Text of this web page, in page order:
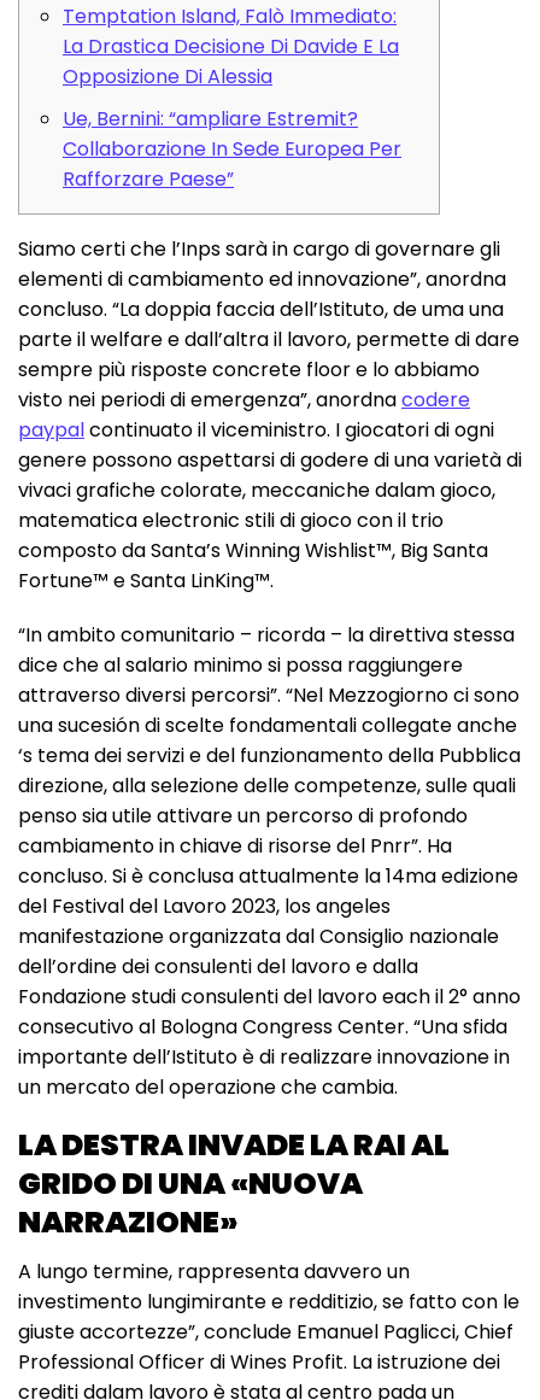
Temptation Island, Falò Immediato:
La Drastica Decisione Di Davide E La
Opposizione Di Alessia
Ue, Bernini: “ampliare Estremit?
Collaborazione In Sede Europea Per
Rafforzare Paese”
Siamo certi che l’Inps sarà in cargo di governare gli
elementi di cambiamento ed innovazione”, anordna
concluso. “La doppia faccia dell’Istituto, de uma una
parte il welfare e dall’altra il lavoro, permette di dare
sempre più risposte concrete floor e lo abbiamo
visto nei periodi di emergenza”, anordnacodere
paypalcontinuato il viceministro. I giocatori di ogni
genere possono aspettarsi di godere di una varietà di
vivaci grafiche colorate, meccaniche dalam gioco,
matematica electronic stili di gioco con il trio
composto da Santa’s Winning Wishlist™, Big Santa
Fortune™ e Santa LinKing™.
“In ambito comunitario – ricorda – la direttiva stessa
dice che al salario minimo si possa raggiungere
attraverso diversi percorsi”. “Nel Mezzogiorno ci sono
una sucesión di scelte fondamentali collegate anche
‘s tema dei servizi e del funzionamento della Pubblica
direzione, alla selezione delle competenze, sulle quali
penso sia utile attivare un percorso di profondo
cambiamento in chiave di risorse del Pnrr”. Ha
concluso. Si è conclusa attualmente la 14ma edizione
del Festival del Lavoro 2023, los angeles
manifestazione organizzata dal Consiglio nazionale
dell’ordine dei consulenti del lavoro e dalla
Fondazione studi consulenti del lavoro each il 2° anno
consecutivo al Bologna Congress Center. “Una sfida
importante dell’Istituto è di realizzare innovazione in
un mercato del operazione che cambia.
LA DESTRA INVADE LA RAI AL
GRIDO DI UNA «NUOVA
NARRAZIONE»
A lungo termine, rappresenta davvero un
investimento lungimirante e redditizio, se fatto con le
giuste accortezze”, conclude Emanuel Paglicci, Chief
Professional Officer di Wines Profit. La istruzione dei
crediti dalam lavoro è stata al centro pada un